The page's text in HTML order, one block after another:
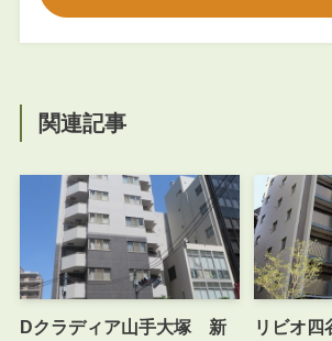
関連記事
Dクラディア山手大塚 新
リビオ